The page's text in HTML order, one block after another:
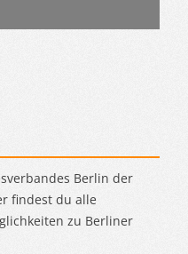
Berlin der
findest du alle
zu Berliner